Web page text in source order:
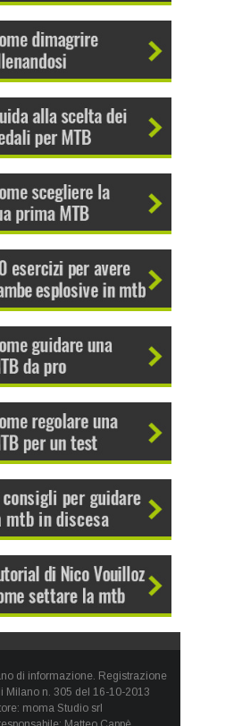
di informazione. Registrazione
Milano n. 305 del 16-10-2013
moma Studio srl